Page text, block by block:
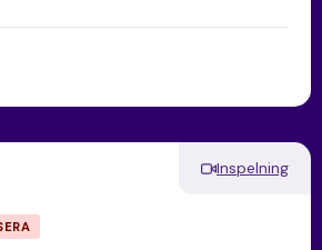
Inspelning